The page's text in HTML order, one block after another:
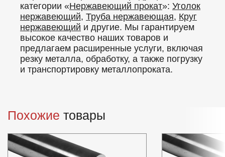
категории «Нержавеющий прокат»: Уголок
нержавеющий, Труба нержавеющая, Круг
нержавеющий и другие. Мы гарантируем
высокое качество наших товаров и
предлагаем расширенные услуги, включая
резку металла, обработку, а также погрузку
и транспортировку металлопроката.
Похожие товары